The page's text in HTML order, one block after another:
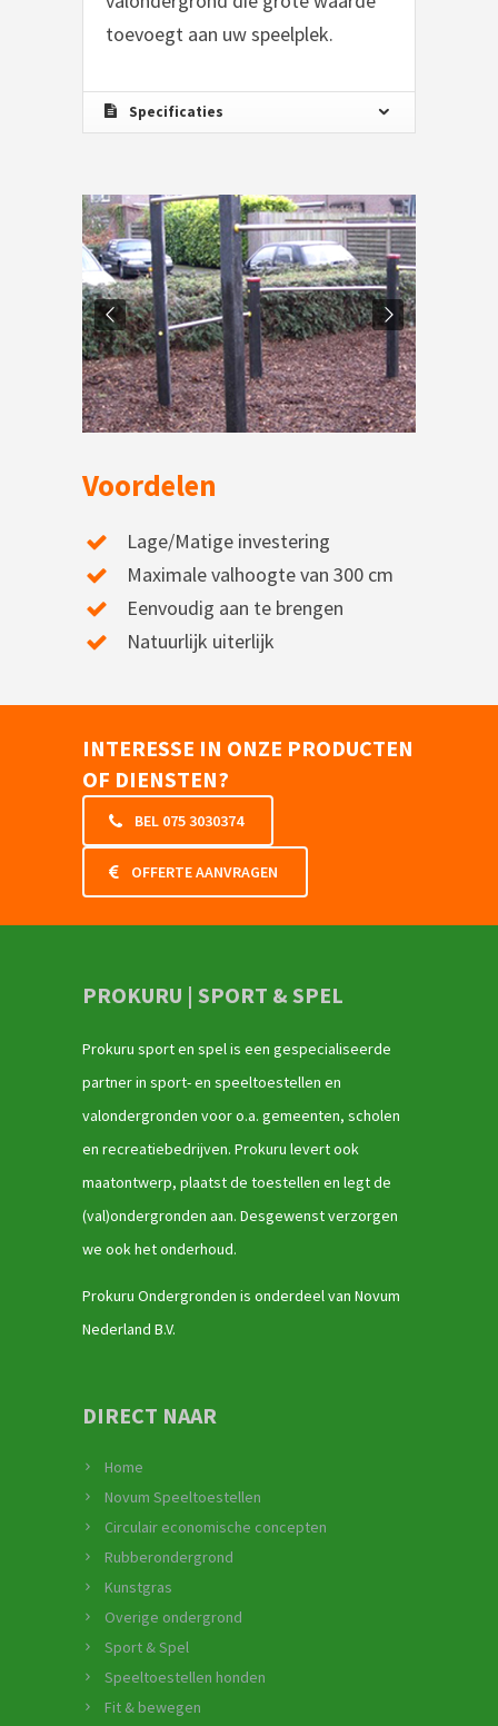
toevoegt aan uw speelplek.
Specificaties
Voordelen
Lage/Matige investering
Maximale valhoogte van 300 cm
Eenvoudig aan te brengen
Natuurlijk uiterlijk
INTERESSE IN ONZE PRODUCTEN
OF DIENSTEN?
BEL 075 3030374
OFFERTE AANVRAGEN
PROKURU | SPORT & SPEL
Prokuru sport en spel is een gespecialiseerde
partner in sport- en speeltoestellen en
valondergronden voor o.a. gemeenten, scholen
en recreatiebedrijven. Prokuru levert ook
maatontwerp, plaatst de toestellen en legt de
(val)ondergronden aan. Desgewenst verzorgen
we ook het onderhoud.
Prokuru Ondergronden is onderdeel van Novum
Nederland B.V.
DIRECT NAAR
Home
Novum Speeltoestellen
Circulair economische concepten
Rubberondergrond
Kunstgras
Overige ondergrond
Sport & Spel
Speeltoestellen honden
Fit & bewegen